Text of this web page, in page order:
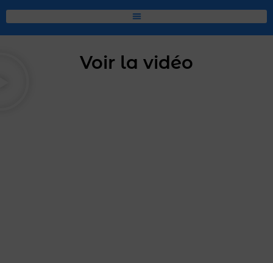
Voir la vidéo